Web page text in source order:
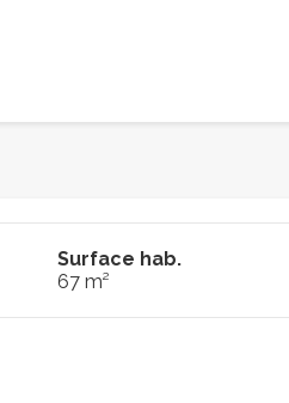
Surface hab.
67 m²